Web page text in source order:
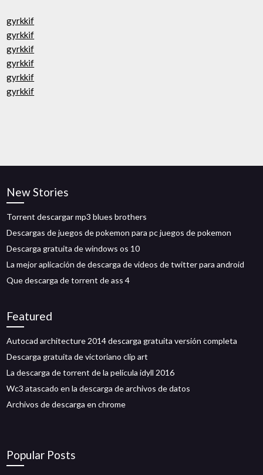
gyrkkif
gyrkkif
gyrkkif
gyrkkif
gyrkkif
gyrkkif
New Stories
Torrent descargar mp3 blues brothers
Descargas de juegos de pokemon para pc juegos de pokemon
Descarga gratuita de windows os 10
La mejor aplicación de descarga de videos de twitter para android
Que descarga de torrent de ass 4
Featured
Autocad architecture 2014 descarga gratuita versión completa
Descarga gratuita de victoriano clip art
La descarga de torrent de la película idyll 2016
Wc3 atascado en la descarga de archivos de datos
Archivos de descarga en chrome
Popular Posts